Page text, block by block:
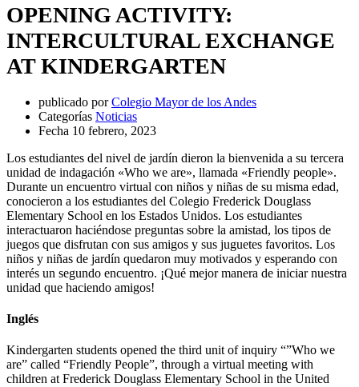
OPENING ACTIVITY:
INTERCULTURAL EXCHANGE
AT KINDERGARTEN
publicado por Colegio Mayor de los Andes
Categorías Noticias
Fecha 10 febrero, 2023
Los estudiantes del nivel de jardín dieron la bienvenida a su tercera
unidad de indagación «Who we are», llamada «Friendly people».
Durante un encuentro virtual con niños y niñas de su misma edad,
conocieron a los estudiantes del Colegio Frederick Douglass
Elementary School en los Estados Unidos. Los estudiantes
interactuaron haciéndose preguntas sobre la amistad, los tipos de
juegos que disfrutan con sus amigos y sus juguetes favoritos. Los
niños y niñas de jardín quedaron muy motivados y esperando con
interés un segundo encuentro. ¡Qué mejor manera de iniciar nuestra
unidad que haciendo amigos!
Inglés
Kindergarten students opened the third unit of inquiry “”Who we
are” called “Friendly People”, through a virtual meeting with
children at Frederick Douglass Elementary School in the United